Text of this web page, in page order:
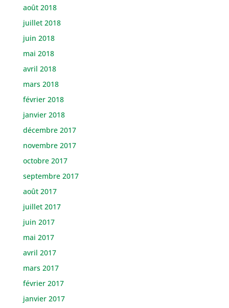
août 2018
juillet 2018
juin 2018
mai 2018
avril 2018
mars 2018
février 2018
janvier 2018
décembre 2017
novembre 2017
octobre 2017
septembre 2017
août 2017
juillet 2017
juin 2017
mai 2017
avril 2017
mars 2017
février 2017
janvier 2017